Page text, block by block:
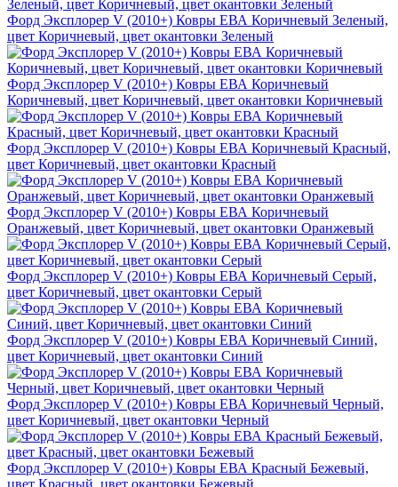
Форд Эксплорер V (2010+) Ковры ЕВА Коричневый Зеленый,
цвет Коричневый, цвет окантовки Зеленый
Форд Эксплорер V (2010+) Ковры ЕВА Коричневый
Коричневый, цвет Коричневый, цвет окантовки Коричневый
Форд Эксплорер V (2010+) Ковры ЕВА Коричневый Красный,
цвет Коричневый, цвет окантовки Красный
Форд Эксплорер V (2010+) Ковры ЕВА Коричневый
Оранжевый, цвет Коричневый, цвет окантовки Оранжевый
Форд Эксплорер V (2010+) Ковры ЕВА Коричневый Серый,
цвет Коричневый, цвет окантовки Серый
Форд Эксплорер V (2010+) Ковры ЕВА Коричневый Синий,
цвет Коричневый, цвет окантовки Синий
Форд Эксплорер V (2010+) Ковры ЕВА Коричневый Черный,
цвет Коричневый, цвет окантовки Черный
Форд Эксплорер V (2010+) Ковры ЕВА Красный Бежевый,
цвет Красный, цвет окантовки Бежевый